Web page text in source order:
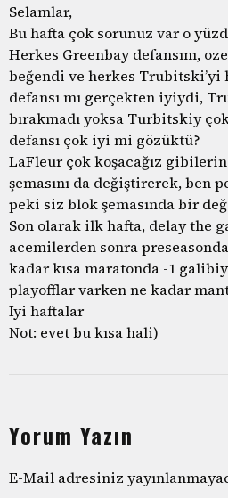
Selamlar,
Bu hafta çok sorunuz var o
Herkes Greenbay defansını,
beğendi ve herkes Trubitski’yi
defansı mı gerçekten iyiydi,
bırakmadı yoksa Turbitskiy
defansı çok iyi mi gözüktü?
LaFleur çok koşacağız
şemasını da değiştirerek, ben
peki siz blok şemasında bir
Son olarak ilk hafta, delay the
acemilerden sonra
kadar kısa maratonda -1
playofflar varken ne kadar
Iyi haftalar
Not: evet bu kısa hali)
Yorum Yazın
E-Mail adresiniz